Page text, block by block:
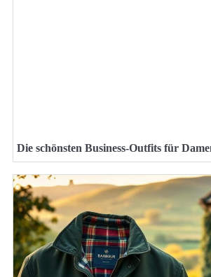
Die schönsten Business-Outfits für